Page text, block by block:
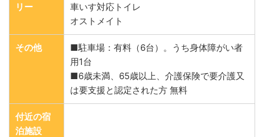
リー
車いす対応トイレ
オストメイト
その他
■駐車場：有料（6台）。うち身体障がい者
用1台
■6歳未満、65歳以上、介護保険で要介護又
は要支援と認定された方 無料
付近の宿
泊施設